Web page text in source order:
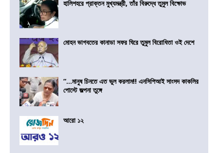
হালিশহরে প্রাক্তন মুখ্যমন্ত্রী, তাঁর বিরুদ্ধে তুমুল বিক্ষোভ
মোহন ভাগবতের কানাডা সফর ঘিরে তুমুল বিরোধিতা ওই দেশে
“…মানুষ চিনতে এত ভুল করলাম!! এনসিপিআই সাংসদ কাকলির
পোস্টে জল্পনা তুঙ্গে
আরো ১২